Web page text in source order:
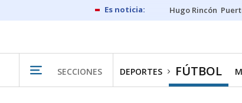
Hugo Rincón
SECCIONES DEPORTES FÚTBOL